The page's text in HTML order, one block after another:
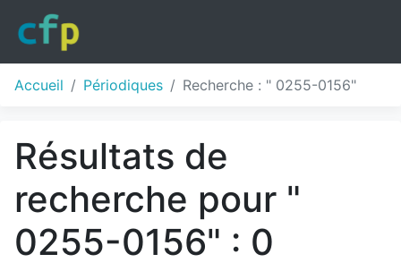
Accueil Périodiques Recherche : " 0255-0156"
Résultats de
recherche pour "
0255-0156" : 0